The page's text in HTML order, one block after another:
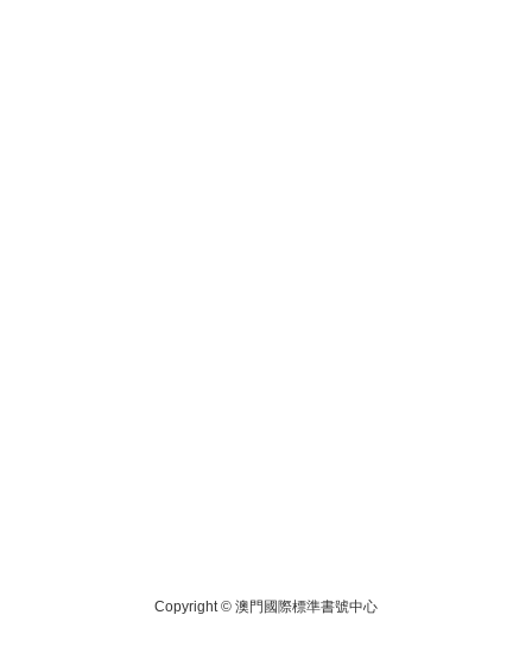
Copyright © 澳門國際標準書號中心